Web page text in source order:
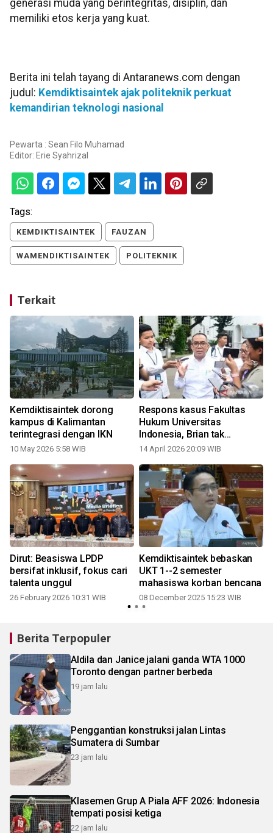
generasi muda yang berintegritas, disiplin, dan
memiliki etos kerja yang kuat.
Berita ini telah tayang di Antaranews.com dengan
judul: Kemdiktisaintek ajak politeknik perkuat
kemandirian teknologi nasional
Pewarta : Sean Filo Muhamad
Editor: Erie Syahrizal
Tags:
KEMDIKTISAINTEK FAUZAN
WAMENDIKTISAINTEK POLITEKNIK
Terkait
Kemdiktisaintek dorong
kampus di Kalimantan
terintegrasi dengan IKN
10 May 2026 5:58 WIB
Respons kasus Fakultas
Hukum Universitas
Indonesia, Brian tak
toleransi segala kekerasan
14 April 2026 20:09 WIB
Dirut: Beasiswa LPDP
bersifat inklusif, fokus cari
talenta unggul
26 February 2026 10:31 WIB
Kemdiktisaintek bebaskan
UKT 1--2 semester
mahasiswa korban bencana
08 December 2025 15:23 WIB
Berita Terpopuler
Aldila dan Janice jalani ganda WTA 1000
Toronto dengan partner berbeda
19 jam lalu
Penggantian konstruksi jalan Lintas
Sumatera di Sumbar
23 jam lalu
Klasemen Grup A Piala AFF 2026: Indonesia
tempati posisi ketiga
22 jam lalu